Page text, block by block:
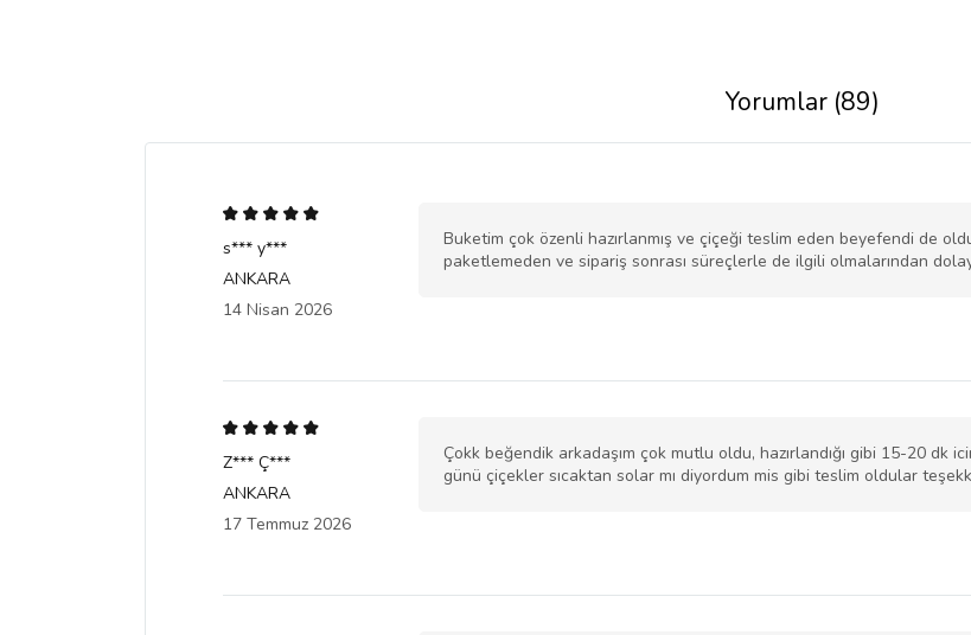
Yorumlar (89)
s*** y***
ANKARA
14 Nisan 2026
Buketim çok özenli hazırlanmış ve çiçeği teslim eden beyefendi de
paketlemeden ve sipariş sonrası süreçlerle de ilgili olmalarından
Z*** Ç***
ANKARA
17 Temmuz 2026
Çokk beğendik arkadaşım çok mutlu oldu, hazırlandığı gibi 15-20 dk
günü çiçekler sıcaktan solar mı diyordum mis gibi teslim oldular